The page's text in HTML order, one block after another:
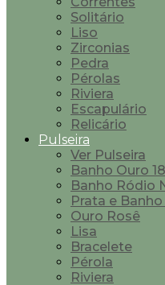
Solitário
Liso
Zirconias
Pedra
Pérolas
Riviera
Escapulário
Relicário
Pulseira
Ver Pulseira
Banho Ouro
Banho Ródio
Prata e
Ouro Rosê
Lisa
Bracelete
Pérola
Riviera